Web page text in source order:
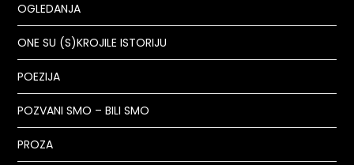
OGLEDANJA
ONE SU (S)KROJILE ISTORIJU
POEZIJA
POZVANI SMO – BILI SMO
PROZA